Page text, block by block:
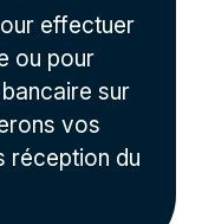
effectuer
ou pour
sur
vos
réception du